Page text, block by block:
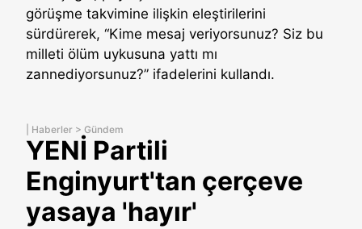
görüşme takvimine ilişkin eleştirilerini
sürdürerek, “Kime mesaj veriyorsunuz? Siz bu
milleti ölüm uykusuna yattı mı
zannediyorsunuz?” ifadelerini kullandı.
Haberler > Gündem
YENİ Partili
Enginyurt'tan çerçeve
yasaya 'hayır'